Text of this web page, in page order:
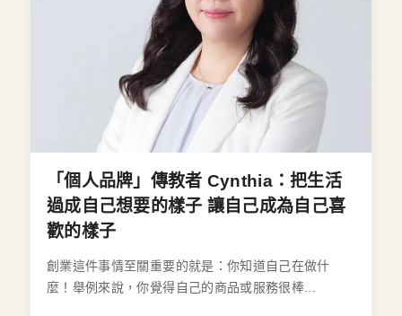
「個人品牌」傳教者 Cynthia：把生活
過成自己想要的樣子 讓自己成為自己喜
歡的樣子
創業這件事情至關重要的就是：你知道自己在做什
麼！舉例來說，你覺得自己的商品或服務很棒...